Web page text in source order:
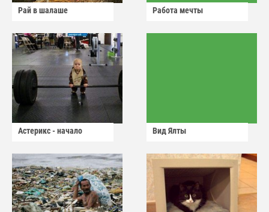
Рай в шалаше Работа мечты
Астерикс - начало Вид Ялты